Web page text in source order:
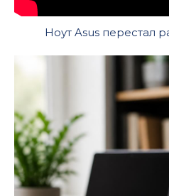
Ноут Asus перестал